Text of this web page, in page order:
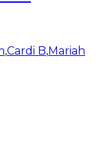
,Cardi B,Mariah